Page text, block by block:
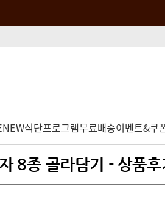
NEW식단프로그램무료배송이벤트&쿠
8종 골라담기 - 상품후